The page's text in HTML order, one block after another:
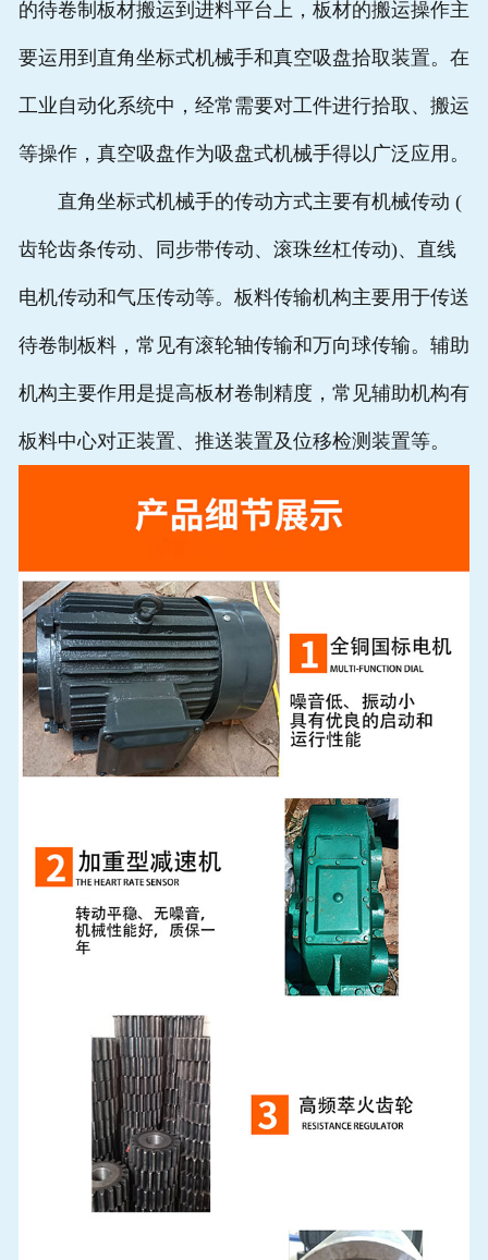
的待卷制板材搬运到进料平台上，板材的搬运操作主
要运用到直角坐标式机械手和真空吸盘拾取装置。在
工业自动化系统中，经常需要对工件进行拾取、搬运
等操作，真空吸盘作为吸盘式机械手得以广泛应用。
直角坐标式机械手的传动方式主要有机械传动 (
齿轮齿条传动、同步带传动、滚珠丝杠传动)、直线
电机传动和气压传动等。板料传输机构主要用于传送
待卷制板料，常见有滚轮轴传输和万向球传输。辅助
机构主要作用是提高板材卷制精度，常见辅助机构有
板料中心对正装置、推送装置及位移检测装置等。